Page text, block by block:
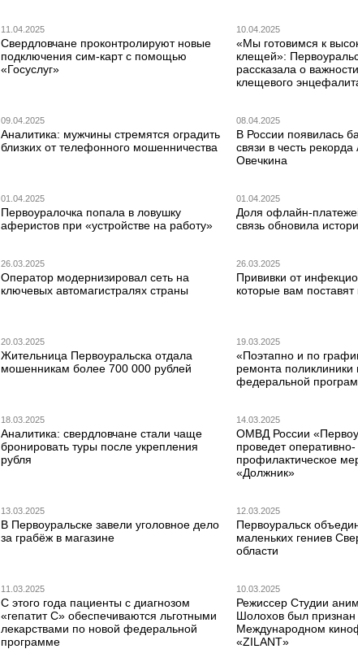
11.04.2025
Свердловчане проконтролируют новые
подключения сим-карт с помощью
«Госуслуг»
10.04.2025
«Мы готовимся к
клещей»:
рассказала о
клещевого
09.04.2025
Аналитика: мужчины стремятся оградить
близких от телефонного мошенничества
08.04.2025
В России появилась
связи в честь
Овечкина
01.04.2025
Первоуралочка попала в ловушку
аферистов при «устройстве на работу»
01.04.2025
Доля офлайн-
связь обновила
26.03.2025
Оператор модернизировал сеть на
ключевых автомагистралях страны
26.03.2025
Прививки от
которые вам поставят
20.03.2025
Жительница Первоуральска отдала
мошенникам более 700 000 рублей
19.03.2025
«Поэтапно и по
ремонта
федеральной
18.03.2025
Аналитика: свердловчане стали чаще
бронировать туры после укрепления
рубля
14.03.2025
ОМВД России
проведет оперативно-
профилактическое
«Должник»
13.03.2025
В Первоуральске завели уголовное дело
за грабёж в магазине
12.03.2025
Первоуральск
маленьких гениев
области
11.03.2025
С этого года пациенты с диагнозом
«гепатит С» обеспечиваются льготными
лекарствами по новой федеральной
программе
10.03.2025
Режиссер Студии
Шолохов был
Международном
«ZILANT»